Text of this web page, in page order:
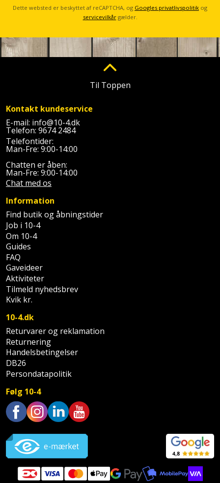
WinWin
Sav
Skraber
Skruestik
Skruetrækker
Skruetvinge
Slibeartikler
Smøring
og
rustopløser
Soldater
støtte
og
teleskopstøtte
Stålbørste
Stemmejern
Stige
Stillads
Tænger
Tagpapbrænder
Tapetværktøj
Kombokit
Ligesliber
Limpistol
Linjelaser
Loddekolbe
Luftværktøj
Måleinstrumenter
Malersprøjte
Mejselhammer
Multicutter
Multicuttertilbehør
Multisliber
Nedbrydningshammer
Overfræser
Overfræsertilbehør
Polermaskine
Rillefræser
Leg
Mobiltilbehør
Pavillon
pleje
Postkasse
Postkassestander
Prepping
Presenning
Rengøring
Shelter
Sikkerhed
i
hjemmet
Skraldespandsskjuler
Skydelåge
Dette websted er beskyttet af reCAPTCHA, og Googles privatlivspolitik og
servicevilkårgælder.
Til Toppen
Kontakt kundeservice
E-mail: info@10-4.dk
Telefon: 9674 2484
Telefontider:
Man-Fre: 9:00-14:00
Chatten er åben:
Man-Fre: 9:00-14:00
Chat med os
Information
Find butik og åbningstider
Job i 10-4
Om 10-4
Guides
FAQ
Gaveideer
Aktiviteter
Tilmeld nyhedsbrev
Kvik kr.
10-4.dk
Returvarer og reklamation
Returnering
Handelsbetingelser
DB26
Persondatapolitik
Følg 10-4